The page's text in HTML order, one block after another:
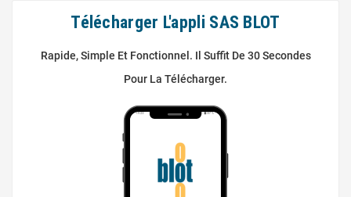
Télécharger L'appli SAS BLOT
Rapide, Simple Et Fonctionnel. Il Suffit De 30 Secondes
Pour La Télécharger.